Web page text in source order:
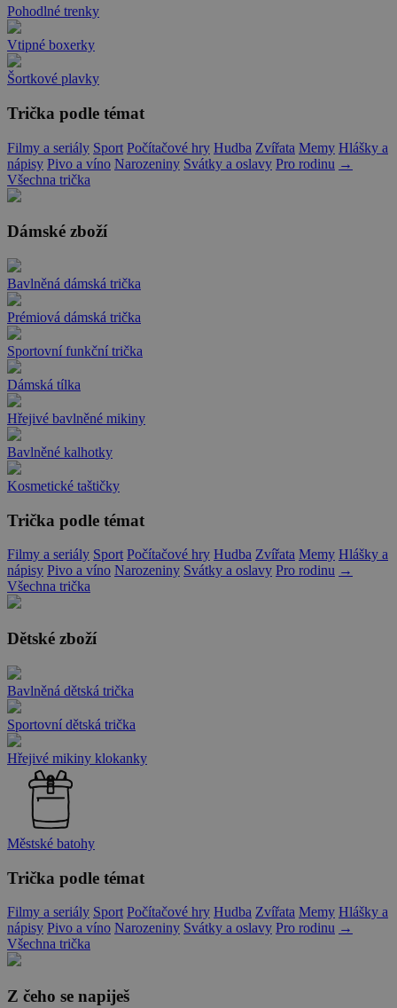
Pohodlné trenky
Vtipné boxerky
Šortkové plavky
Trička podle témat
Filmy a seriály Sport Počítačové hry Hudba Zvířata Memy Hlášky a
nápisy Pivo a víno Narozeniny Svátky a oslavy Pro rodinu →
Všechna trička
Dámské zboží
Bavlněná dámská trička
Prémiová dámská trička
Sportovní funkční trička
Dámská tílka
Hřejivé bavlněné mikiny
Bavlněné kalhotky
Kosmetické taštičky
Trička podle témat
Filmy a seriály Sport Počítačové hry Hudba Zvířata Memy Hlášky a
nápisy Pivo a víno Narozeniny Svátky a oslavy Pro rodinu →
Všechna trička
Dětské zboží
Bavlněná dětská trička
Sportovní dětská trička
Hřejivé mikiny klokanky
Městské batohy
Trička podle témat
Filmy a seriály Sport Počítačové hry Hudba Zvířata Memy Hlášky a
nápisy Pivo a víno Narozeniny Svátky a oslavy Pro rodinu →
Všechna trička
Z čeho se napiješ